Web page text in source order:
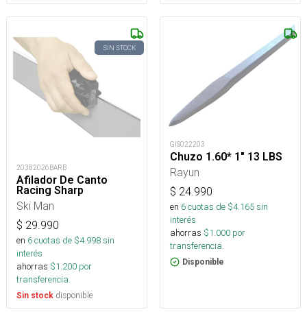
SIN STOCK
20382026BARB
Afilador De Canto
Racing Sharp
Ski Man
$ 29.990
en 6cuotas de $4.998sin
interés
ahorras $1.200 por
transferencia.
Sin stock disponible
GIS022203
Chuzo 1.60* 1" 13 LBS
Rayun
$ 24.990
en 6cuotas de $4.165sin
interés
ahorras $1.000 por
transferencia.
Disponible